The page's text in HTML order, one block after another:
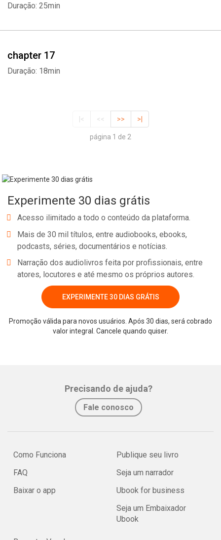
Duração: 25min
chapter 17
Duração: 18min
|< << >> >|
página 1 de 2
Experimente 30 dias grátis
Acesso ilimitado a todo o conteúdo da plataforma.
Mais de 30 mil títulos, entre audiobooks, ebooks,
podcasts, séries, documentários e notícias.
Narração dos audiolivros feita por profissionais, entre
atores, locutores e até mesmo os próprios autores.
EXPERIMENTE 30 DIAS GRÁTIS
Promoção válida para novos usuários. Após 30 dias, será cobrado
valor integral. Cancele quando quiser.
Precisando de ajuda?
Fale conosco
Como Funciona
FAQ
Baixar o app
Publique seu livro
Seja um narrador
Ubook for business
Seja um Embaixador
Ubook